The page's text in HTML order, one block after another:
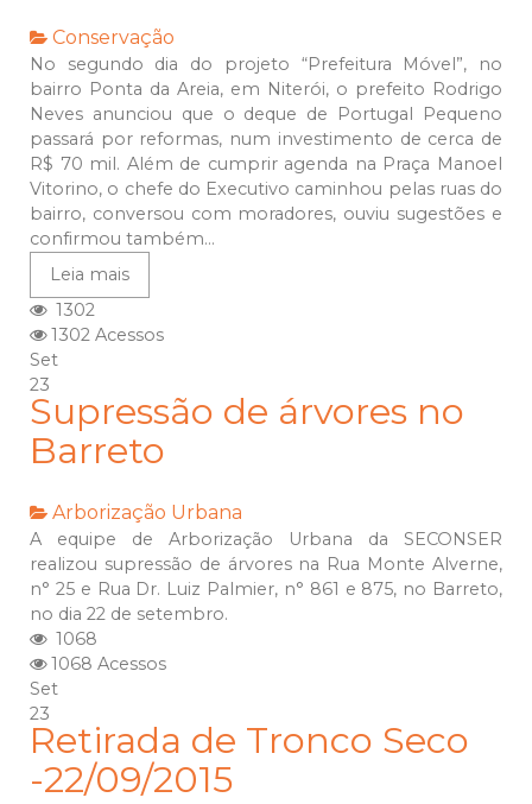
Conservação
No segundo dia do projeto “Prefeitura Móvel”, no
bairro Ponta da Areia, em Niterói, o prefeito Rodrigo
Neves anunciou que o deque de Portugal Pequeno
passará por reformas, num investimento de cerca de
R$ 70 mil. Além de cumprir agenda na Praça Manoel
Vitorino, o chefe do Executivo caminhou pelas ruas do
bairro, conversou com moradores, ouviu sugestões e
confirmou também...
Leia mais
1302
1302 Acessos
Set
23
Supressão de árvores no
Barreto
Arborização Urbana
A equipe de Arborização Urbana da SECONSER
realizou supressão de árvores na Rua Monte Alverne,
n° 25 e Rua Dr. Luiz Palmier, n° 861 e 875, no Barreto,
no dia 22 de setembro.
1068
1068 Acessos
Set
23
Retirada de Tronco Seco
-22/09/2015